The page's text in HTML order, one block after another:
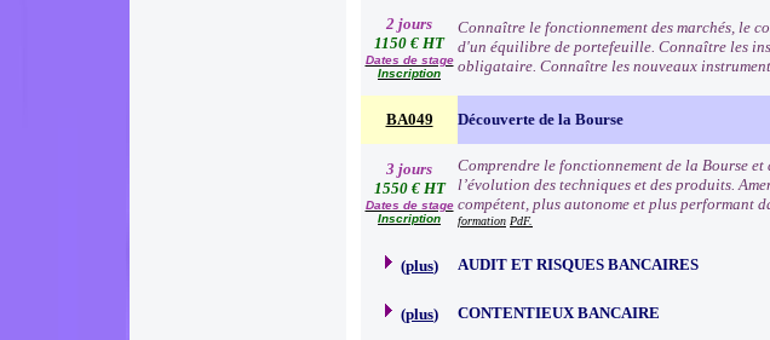
2 jours
1150 € HT
Dates de stage
Inscription
Connaître le fonctionnement des marchés, le
d'un équilibre de portefeuille. Connaître les
obligataire. Connaître les nouveaux
BA049 Découverte de la Bourse
3 jours
1550 € HT
Dates de stage
Inscription
Comprendre le fonctionnement de la Bourse et
l’évolution des techniques et des produits.
compétent, plus autonome et plus performant
formation PdF.
(plus) AUDIT ET RISQUES BANCAIRES
(plus) CONTENTIEUX BANCAIRE